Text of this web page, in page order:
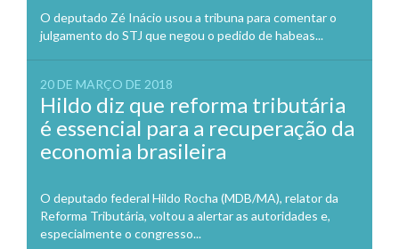
O deputado Zé Inácio usou a tribuna para comentar o
julgamento do STJ que negou o pedido de habeas...
20 DE MARÇO DE 2018
Hildo diz que reforma tributária
é essencial para a recuperação da
economia brasileira
O deputado federal Hildo Rocha (MDB/MA), relator da
Reforma Tributária, voltou a alertar as autoridades e,
especialmente o congresso...